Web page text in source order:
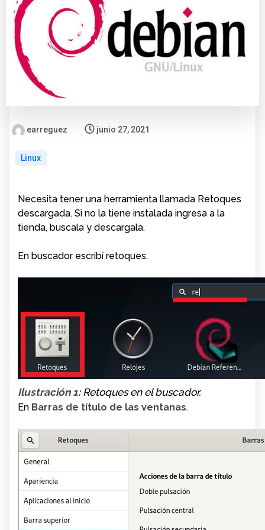
earreguez junio 27, 2021
Linux
Necesita tener una herramienta llamada Retoques
descargada. Si no la tiene instalada ingresa a la
tienda, buscala y descargala.
En buscador escribí retoques.
Ilustración 1:Retoques en el buscador.
En Barras de título de las ventanas.